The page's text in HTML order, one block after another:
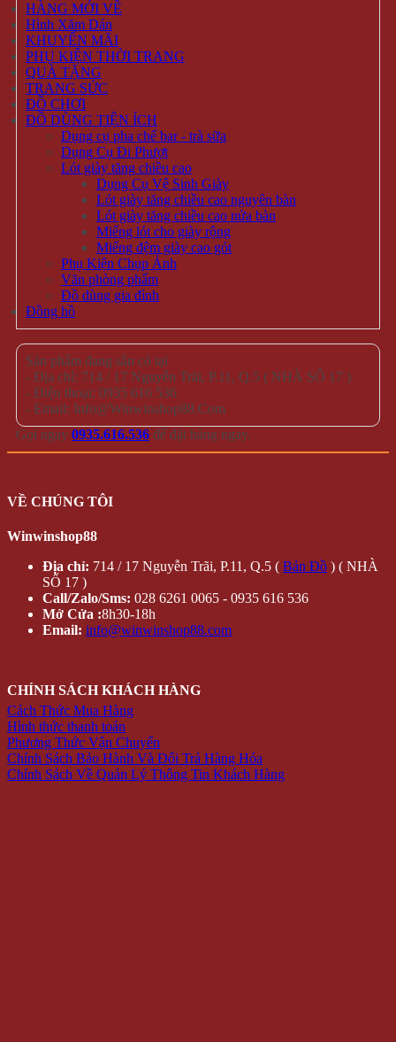
HÀNG MỚI VỀ
Hình Xăm Dán
KHUYẾN MÃI
PHỤ KIỆN THỜI TRANG
QUÀ TẶNG
TRANG SỨC
ĐỒ CHƠI
ĐỒ DÙNG TIỆN ÍCH
Dụng cụ pha chế bar - trà sữa
Dụng Cụ Đi Phượt
Lót giày tăng chiều cao
Dụng Cụ Vệ Sinh Giày
Lót giày tăng chiều cao nguyên bàn
Lót giày tăng chiều cao nửa bàn
Miếng lót cho giày rộng
Miếng đệm giày cao gót
Phụ Kiện Chụp Ảnh
Văn phòng phẩm
Đồ dùng gia đình
Đồng hồ
Sản phẩm đang sẵn có tại
- Địa chỉ: 714 / 17 Nguyễn Trãi, P.11, Q.5 ( NHÀ SỐ 17 )
- Điện thoại: 0935 616 536
- Email: Info@Winwinshop88.Com
Gọi ngay 0935.616.536 để đặt hàng ngay.
VỀ CHÚNG TÔI
Winwinshop88
Địa chỉ: 714 / 17 Nguyễn Trãi, P.11, Q.5 ( Bản Đồ ) ( NHÀ
SỐ 17 )
Call/Zalo/Sms: 028 6261 0065 - 0935 616 536
Mở Cửa :8h30-18h
Email: info@winwinshop88.com
CHÍNH SÁCH KHÁCH HÀNG
Cách Thức Mua Hàng
Hình thức thanh toán
Phương Thức Vận Chuyển
Chính Sách Bảo Hành Và Đổi Trả Hàng Hóa
Chính Sách Về Quản Lý Thông Tin Khách Hàng